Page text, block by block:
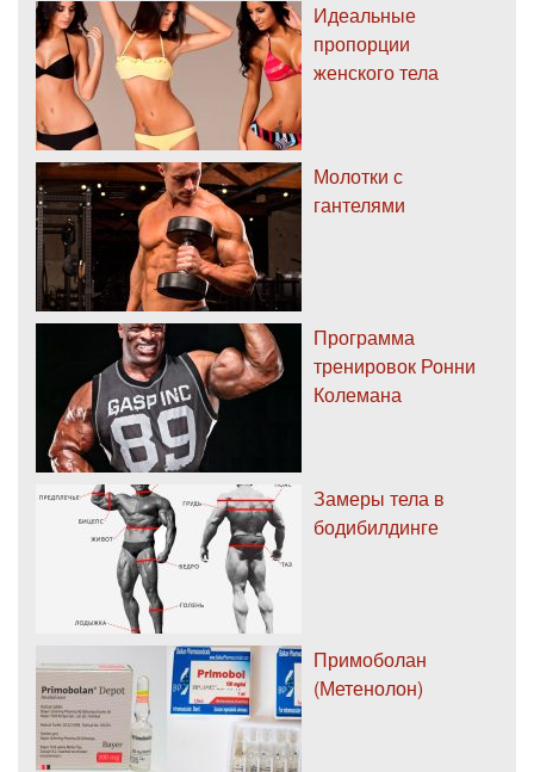
Идеальные
пропорции
женского тела
Молотки с
гантелями
Программа
тренировок Ронни
Колемана
Замеры тела в
бодибилдинге
Примоболан
(Метенолон)